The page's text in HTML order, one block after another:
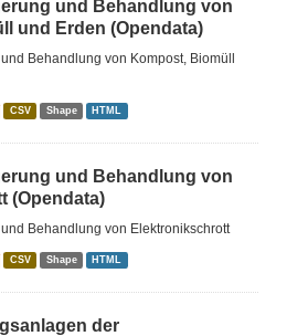
und Behandlung von
und Erden (Opendata)
Behandlung von Kompost, Biomüll
CSV Shape HTML
und Behandlung von
(Opendata)
Behandlung von Elektronikschrott
CSV Shape HTML
der